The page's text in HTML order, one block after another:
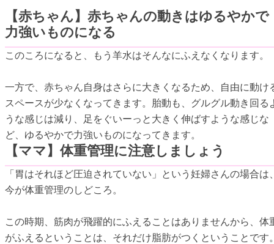
【赤ちゃん】赤ちゃんの動きはゆるやかで
力強いものになる
このころになると、もう羊水はそんなにふえなくなります。
一方で、赤ちゃん自身はさらに大きくなるため、自由に動け
スペースが少なくなってきます。胎動も、グルグル動き回る
うな感じは減り、足をぐいーっと大きく伸ばすような感じな
ど、ゆるやかで力強いものになってきます。
【ママ】体重管理に注意しましょう
「胃はそれほど圧迫されていない」という妊婦さんの場合は
今が体重管理のしどころ。
この時期、筋肉が飛躍的にふえることはありませんから、体
がふえるということは、それだけ脂肪がつくということです